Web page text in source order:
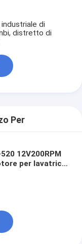
di
distretto di
Per
12V200RPM
per lavatrice